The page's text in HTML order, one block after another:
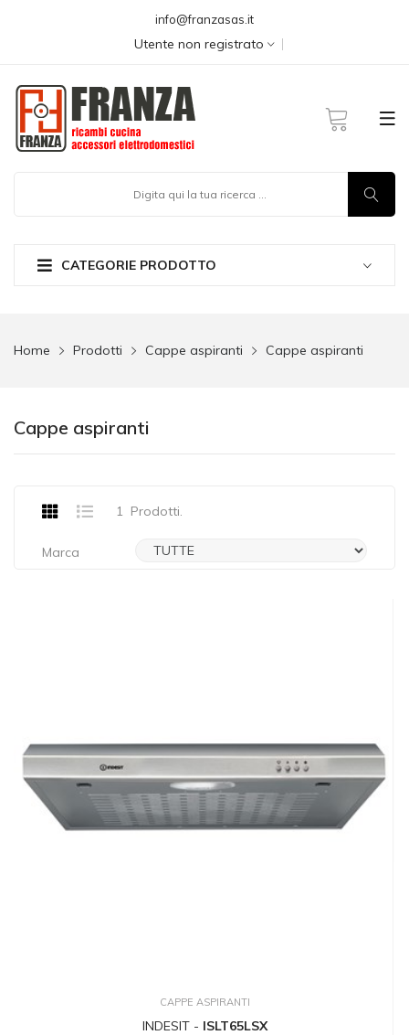
info@franzasas.it
Utente non registrato
CATEGORIE PRODOTTO
Home Prodotti Cappe aspiranti Cappe aspiranti
Cappe aspiranti
1 Prodotti.
Marca
CAPPE ASPIRANTI
INDESIT - ISLT65LSX